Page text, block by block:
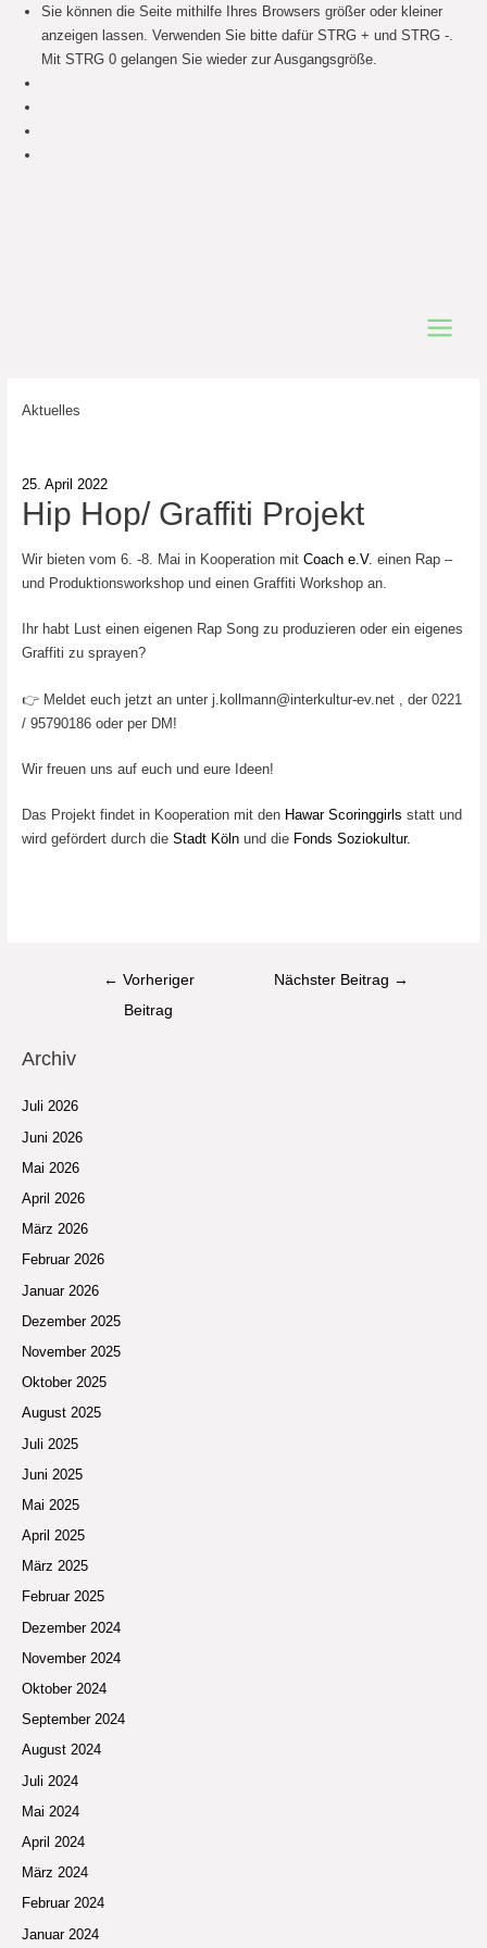
Sie können die Seite mithilfe Ihres Browsers größer oder kleiner
anzeigen lassen. Verwenden Sie bitte dafür STRG + und STRG -.
Mit STRG 0 gelangen Sie wieder zur Ausgangsgröße.
Main
Aktuelles
25. April 2022
Hip Hop/ Graffiti Projekt
Wir bieten vom 6. -8. Mai in Kooperation mit Coach e.V. einen Rap –
und Produktionsworkshop und einen Graffiti Workshop an.
Ihr habt Lust einen eigenen Rap Song zu produzieren oder ein eigenes
Graffiti zu sprayen?
👉 Meldet euch jetzt an unter j.kollmann@interkultur-ev.net, der 0221
/ 95790186 oder per DM!
Wir freuen uns auf euch und eure Ideen!
Das Projekt findet in Kooperation mit den Hawar Scoringgirls statt und
wird gefördert durch die Stadt Köln und die Fonds Soziokultur.
Beitragsnavigation
← Vorheriger
Beitrag
Nächster Beitrag →
Archiv
Juli 2026
Juni 2026
Mai 2026
April 2026
März 2026
Februar 2026
Januar 2026
Dezember 2025
November 2025
Oktober 2025
August 2025
Juli 2025
Juni 2025
Mai 2025
April 2025
März 2025
Februar 2025
Dezember 2024
November 2024
Oktober 2024
September 2024
August 2024
Juli 2024
Mai 2024
April 2024
März 2024
Februar 2024
Januar 2024